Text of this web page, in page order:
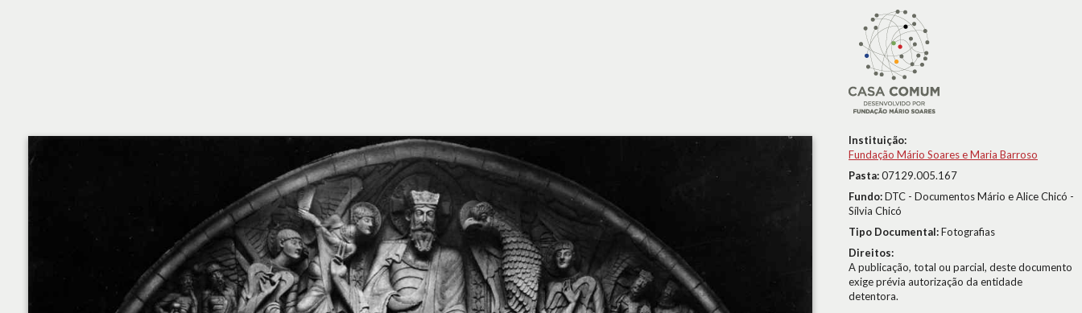
Instituição:
Fundação Mário Soares e Maria Barroso
Pasta:07129.005.167
Fundo:DTC - Documentos Mário e Alice Chicó -
Sílvia Chicó
Tipo Documental:Fotografias
Direitos:
A publicação, total ou parcial, deste documento
exige prévia autorização da entidade
detentora.